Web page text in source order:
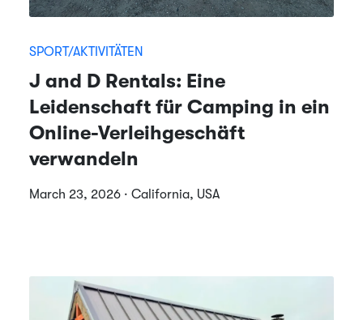
SPORT/AKTIVITÄTEN
J and D Rentals: Eine
Leidenschaft für Camping in ein
Online-Verleihgeschäft
verwandeln
March 23, 2026 · California, USA